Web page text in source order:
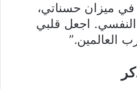
في ميزان حسناتي،
النفسي. اجعل قلبي
العالمين.”